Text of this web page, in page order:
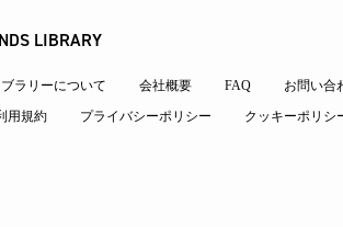
LIBRARY
ラリーについて 会社概要 FAQ
お問い合
用規約 プライバシーポリシー クッキーポリシ